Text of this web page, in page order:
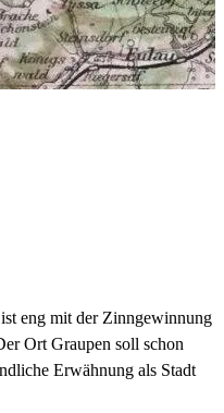
eng mit der Zinngewinnung
Ort Graupen soll schon
Erwähnung als Stadt